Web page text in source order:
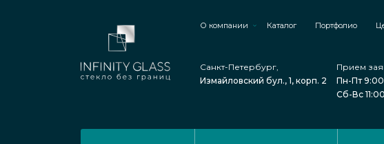
О компании Каталог Портфолио
Санкт-Петербург,
Измайловский бул., 1, корп. 2
Прием
Пн-Пт 9:00
Сб-Вс